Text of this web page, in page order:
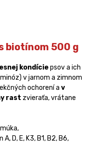
biotínom 500 g
kondíciepsov a ich
v jarnom a zimnom
ochorení a v
rast zvieraťa, vrátane
D, E, K3, B1, B2, B6,